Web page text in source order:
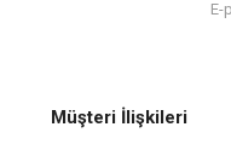
Müşteri İlişkileri